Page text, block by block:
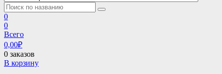
АРГО интернет магазин, доставка в Москве и по всей России
АРГО каталог каталог продукции, официальные цены
0
0
Всего
0,00₽
0 заказов
В корзину